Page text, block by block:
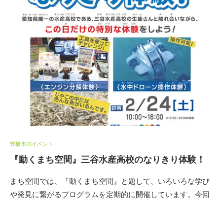
豊橋市のイベント
『動くまち空間』三谷水産高校のなりきり体験！
まち空間では、『動くまち空間』と題して、いろいろな学び
や発見に繋がるプログラムを定期的に開催しています。今回